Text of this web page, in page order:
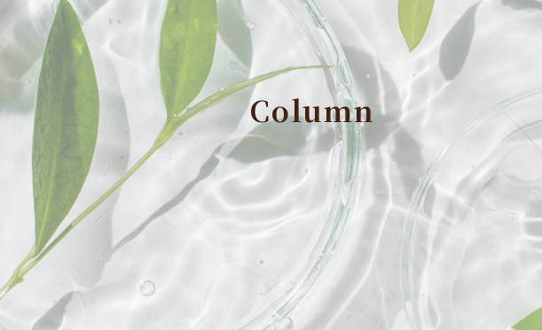
Column